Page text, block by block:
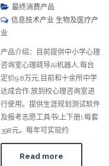
最终消费产品
信息技术产业 生物及医疗产
业
产品介绍：目前提供中小学心理
咨询室心理疏导AI机器人,每台
定价9.8万元,目前和十余所中学
达成合作,放到校心理咨询室进
行使用。提供生涯规划测试软件
及报考志愿工具书(上下册),每套
398元。每年可实现约
Read more